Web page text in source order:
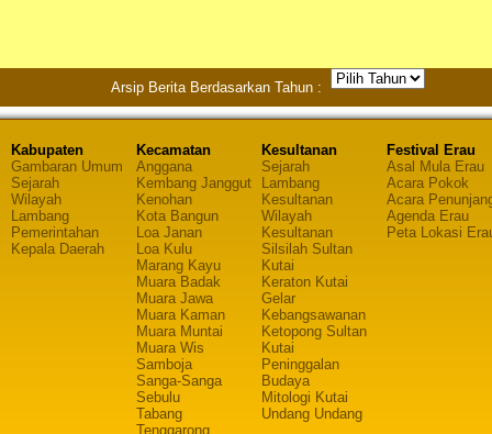
Arsip Berita Berdasarkan Tahun :
Kabupaten
Gambaran Umum
Sejarah
Wilayah
Lambang
Pemerintahan
Kepala Daerah
Kecamatan
Anggana
Kembang Janggut
Kenohan
Kota Bangun
Loa Janan
Loa Kulu
Marang Kayu
Muara Badak
Muara Jawa
Muara Kaman
Muara Muntai
Muara Wis
Samboja
Sanga-Sanga
Sebulu
Tabang
Tenggarong
Kesultanan
Sejarah
Lambang
Kesultanan
Wilayah
Kesultanan
Silsilah Sultan
Kutai
Keraton Kutai
Gelar
Kebangsawanan
Ketopong Sultan
Kutai
Peninggalan
Budaya
Mitologi Kutai
Undang Undang
Festival Erau
Asal Mula Erau
Acara Pokok
Acara
Agenda Erau
Peta Lokasi